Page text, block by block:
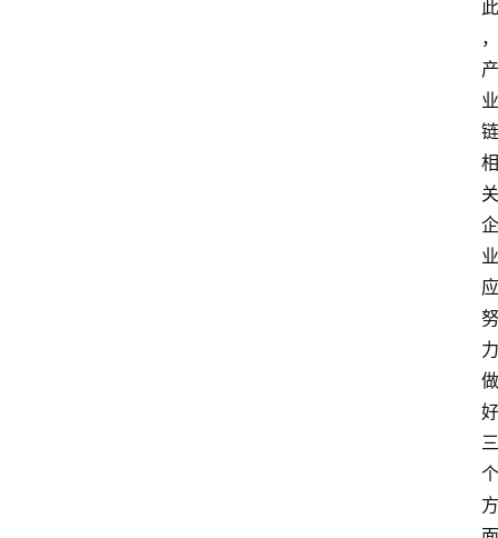
此
，
产
业
链
相
关
企
业
应
努
力
做
好
三
个
方